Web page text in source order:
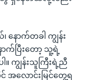
နောက်တခါ ကျွန်း
က်ပြီးတော့ သူ့ရဲ့
ါ။ ကျွန်းသူကြီးရဲ့ညီ
လောင်းမြင်တွေ့ရ